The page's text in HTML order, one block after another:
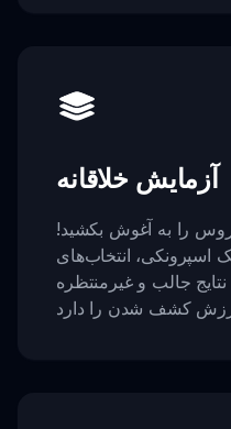
آزمایش خلاقانه
را به آغوش بکشید!
اسپرونکی، انتخاب‌های
جالب و غیرمنتظره